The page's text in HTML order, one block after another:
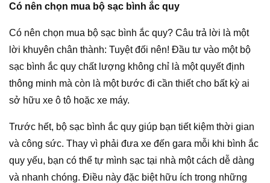
Có nên chọn mua bộ sạc bình ắc quy
Có nên chọn mua bộ sạc bình ắc quy? Câu trả lời là một
lời khuyên chân thành: Tuyệt đối nên! Đầu tư vào một bộ
sạc bình ắc quy chất lượng không chỉ là một quyết định
thông minh mà còn là một bước đi cần thiết cho bất kỳ ai
sở hữu xe ô tô hoặc xe máy.
Trước hết, bộ sạc bình ắc quy giúp bạn tiết kiệm thời gian
và công sức. Thay vì phải đưa xe đến gara mỗi khi bình ắc
quy yếu, bạn có thể tự mình sạc tại nhà một cách dễ dàng
và nhanh chóng. Điều này đặc biệt hữu ích trong những